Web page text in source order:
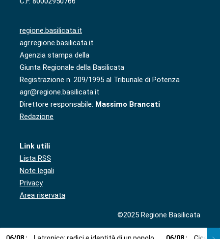
regione.basilicata.it
agr.regione.basilicata.it
Agenzia stampa della
Giunta Regionale della Basilicata
Registrazione n. 209/1995 al Tribunale di Potenza
agr@regione.basilicata.it
Direttore responsabile: Massimo Brancati
Redazione
Link utili
Lista RSS
Note legali
Privacy
Area riservata
©2025 Regione Basilicata